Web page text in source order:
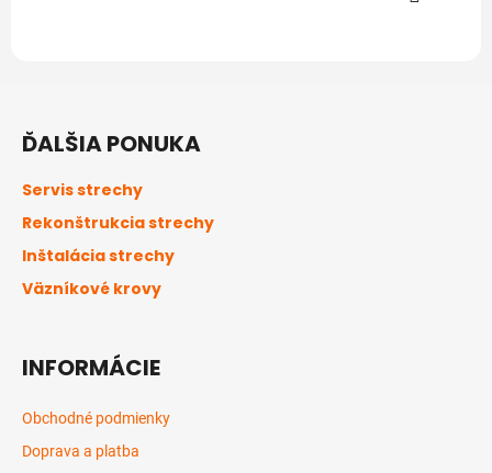
ĎALŠIA PONUKA
Servis strechy
Rekonštrukcia strechy
Inštalácia strechy
Väzníkové krovy
INFORMÁCIE
Obchodné podmienky
Doprava a platba